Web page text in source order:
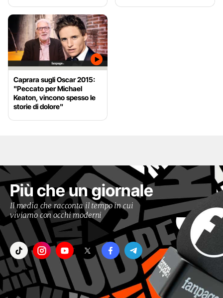
Caprara sugli Oscar 2015:
"Peccato per Michael
Keaton, vincono spesso le
storie di dolore"
Più che un giornale
Il media che racconta il tempo in cui
viviamo con occhi moderni